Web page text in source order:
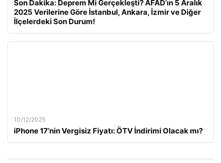
Son Dakika: Deprem Mi Gerçekleşti? AFAD’ın 5 Aralık
2025 Verilerine Göre İstanbul, Ankara, İzmir ve Diğer
İlçelerdeki Son Durum!
10/12/2025
iPhone 17’nin Vergisiz Fiyatı: ÖTV İndirimi Olacak mı?